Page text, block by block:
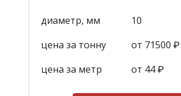
диаметр, мм
10
цена за тонну
от 71500 ₽
цена за метр
от 44₽